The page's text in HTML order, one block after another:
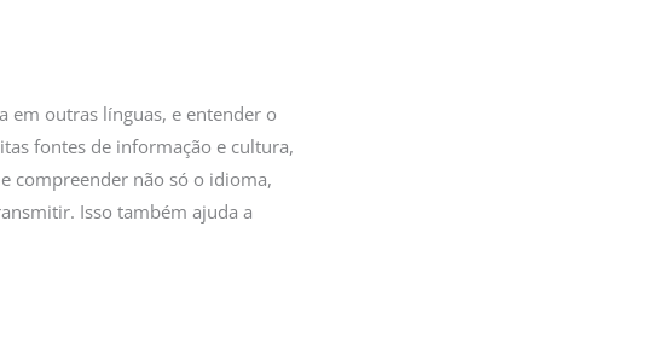
em outras línguas, e entender o
fontes de informação e cultura,
compreender não só o idioma,
Isso também ajuda a